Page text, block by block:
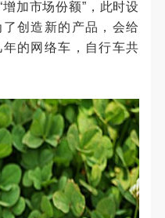
加市场份额”，此时设
创造新的产品，会给
的网络车，自行车共